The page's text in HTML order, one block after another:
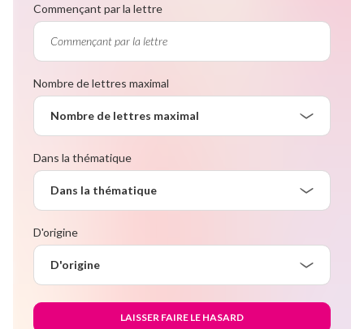
Commençant par la lettre
Nombre de lettres maximal
Nombre de lettres maximal
Dans la thématique
Dans la thématique
D'origine
D'origine